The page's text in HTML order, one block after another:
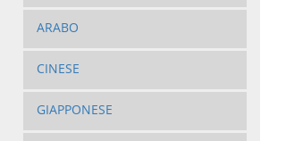
ARABO
CINESE
GIAPPONESE